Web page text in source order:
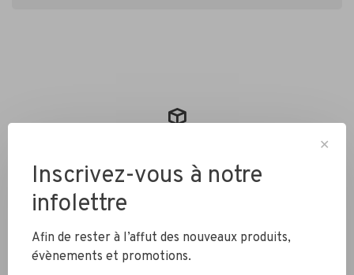
Expédition rapide
✕
Inscrivez-vous à notre
infolettre
Afin de rester à l’affut des nouveaux produits,
évènements et promotions.